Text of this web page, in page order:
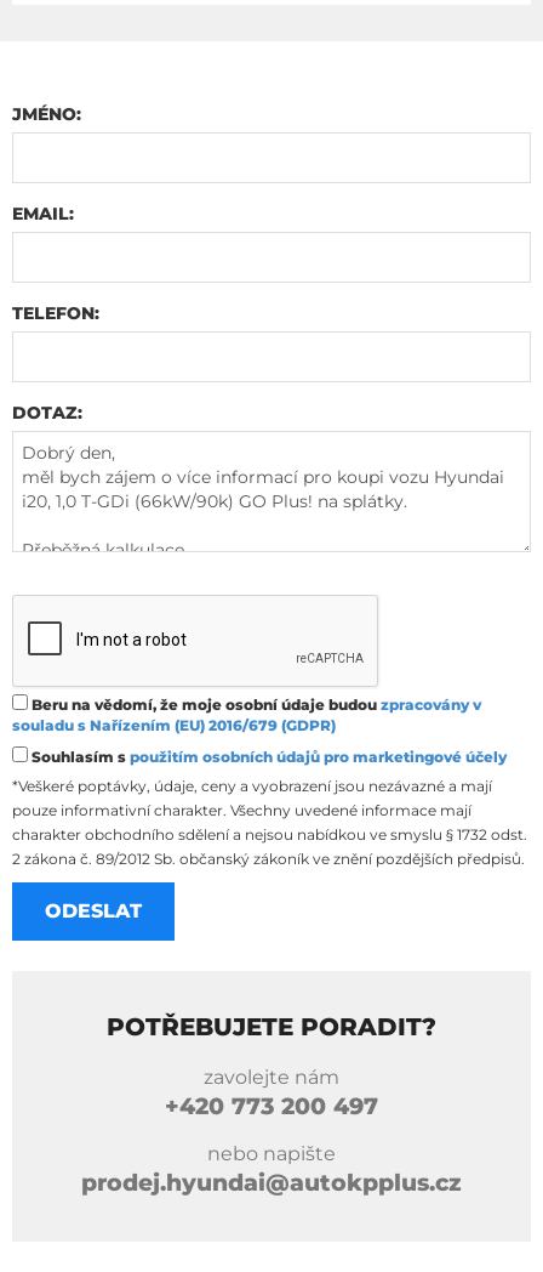
JMÉNO:
EMAIL:
TELEFON:
DOTAZ:
Beru na vědomí, že moje osobní údaje budou zpracovány v
souladu s Nařízením (EU) 2016/679 (GDPR)
Souhlasím s použitím osobních údajů pro marketingové účely
*Veškeré poptávky, údaje, ceny a vyobrazení jsou nezávazné a mají
pouze informativní charakter. Všechny uvedené informace mají
charakter obchodního sdělení a nejsou nabídkou ve smyslu § 1732 odst.
2 zákona č. 89/2012 Sb. občanský zákoník ve znění pozdějších předpisů.
POTŘEBUJETE PORADIT?
zavolejte nám
+420 773 200 497
nebo napište
prodej.hyundai@autokpplus.cz